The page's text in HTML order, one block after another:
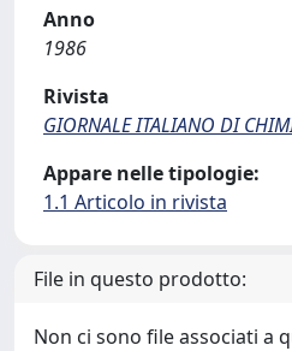
Anno
1986
Rivista
GIORNALE ITALIANO DI
Appare nelle tipologie:
1.1 Articolo in rivista
File in questo prodotto:
Non ci sono file associati a